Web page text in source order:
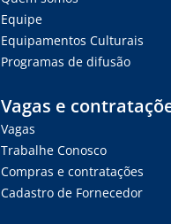
Equipe
Equipamentos Culturais
Programas de difusão
Vagas e
Vagas
Trabalhe Conosco
Compras e contratações
Cadastro de Fornecedor